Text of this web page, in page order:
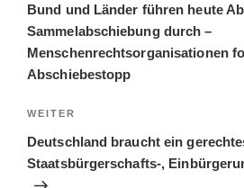
Bund und Länder führen heute
Sammelabschiebung durch –
Menschenrechtsorganisationen
Abschiebestopp
Nächster
Beitrag
WEITER
Deutschland braucht ein
Staatsbürgerschafts-,